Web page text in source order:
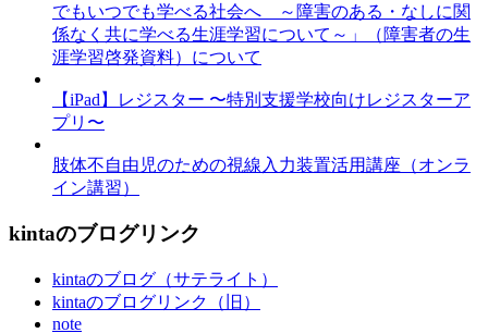
でもいつでも学べる社会へ ～障害のある・なしに関
係なく共に学べる生涯学習について～」（障害者の生
涯学習啓発資料）について
【iPad】レジスター 〜特別支援学校向けレジスターア
プリ〜
肢体不自由児のための視線入力装置活用講座（オンラ
イン講習）
kintaのブログリンク
kintaのブログ（サテライト）
kintaのブログリンク（旧）
note